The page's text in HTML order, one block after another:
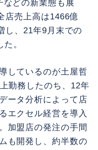
などの新業態も展
店売上高は1466億
し、21年9月末での
。
しているのが土屋哲
勤務したのち、12年
ータ分析によって店
エクセル経営を導入
加盟店の発注の手間
も開発し、約半数の